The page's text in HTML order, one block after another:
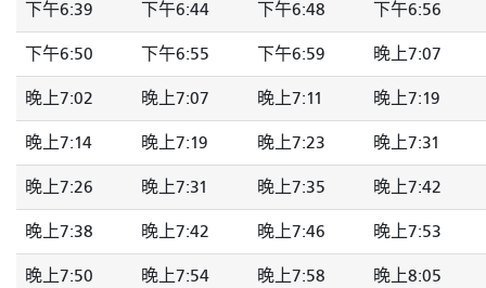
下午6:39 下午6:44 下午6:48 下午6:56
下午6:50 下午6:55 下午6:59 晚上7:07
晚上7:02 晚上7:07 晚上7:11 晚上7:19
晚上7:14 晚上7:19 晚上7:23 晚上7:31
晚上7:26 晚上7:31 晚上7:35 晚上7:42
晚上7:38 晚上7:42 晚上7:46 晚上7:53
晚上7:50 晚上7:54 晚上7:58 晚上8:05